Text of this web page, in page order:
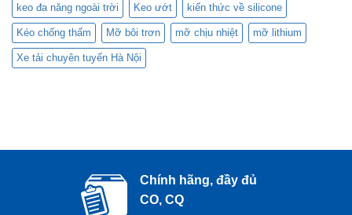
keo đa năng ngoài trời Keo ướt kiến thức về silicone
Kéo chống thấm Mỡ bôi trơn mỡ chịu nhiệt mỡ lithium
Xe tải chuyên tuyến Hà Nội
Chính hãng, đầy đủ
CO, CQ